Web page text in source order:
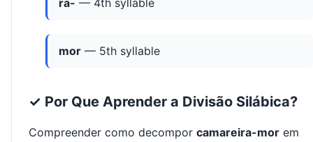
ra- — 4th syllable
mor — 5th syllable
✓ Por Que Aprender a Divisão Silábica?
Compreender como decompor camareira-mor em